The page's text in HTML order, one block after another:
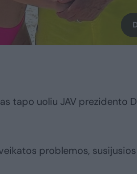
tapo uoliu JAV prezidento
problemos,